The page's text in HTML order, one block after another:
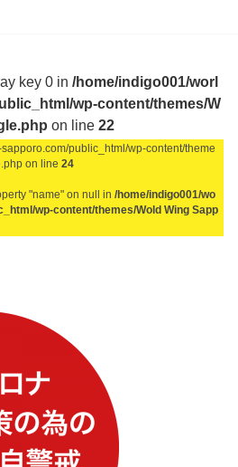
key 0 in/home/indigo001/worl
wp-content/themes/W
on line22
public_html/wp-content/theme
on line24
"name" on null in/home/indigo001/wo
wp-content/themes/Wold Wing Sapp